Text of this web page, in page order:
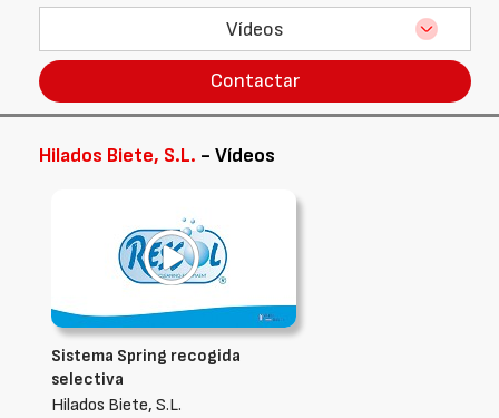
Vídeos
Contactar
Hilados Biete, S.L. - Vídeos
Sistema Spring recogida
selectiva
Hilados Biete, S.L.